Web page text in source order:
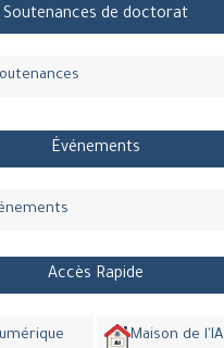
Soutenances de doctorat
Événements
Accès Rapide
Maison de l'IA